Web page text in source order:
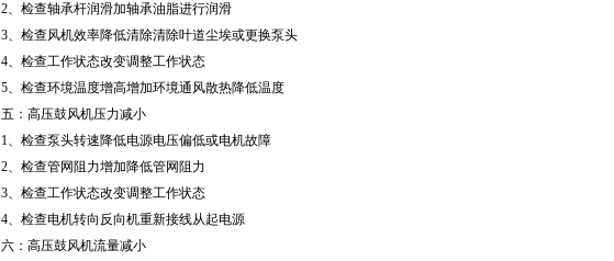
2、检查轴承杆润滑加轴承油脂进行润滑
3、检查风机效率降低清除清除叶道尘埃或更换泵头
4、检查工作状态改变调整工作状态
5、检查环境温度增高增加环境通风散热降低温度
五：高压鼓风机压力减小
1、检查泵头转速降低电源电压偏低或电机故障
2、检查管网阻力增加降低管网阻力
3、检查工作状态改变调整工作状态
4、检查电机转向反向机重新接线从起电源
六：高压鼓风机流量减小